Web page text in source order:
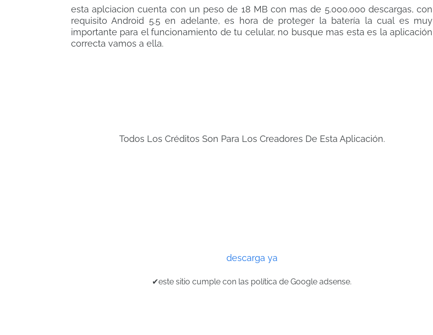
esta aplciacion cuenta con un peso de 18 MB con mas de 5.000.000 descargas, con
requisito Android 5.5 en adelante, es hora de proteger la batería la cual es muy
importante para el funcionamiento de tu celular, no busque mas esta es la aplicación
correcta vamos a ella.
Todos Los Créditos Son Para Los Creadores De Esta Aplicación.
descarga ya
✔este sitio cumple con las política de Google adsense.